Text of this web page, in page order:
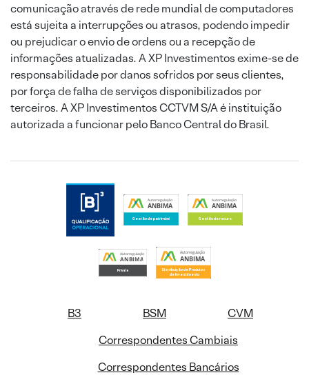
comunicação através de rede mundial de computadores
está sujeita a interrupções ou atrasos, podendo impedir
ou prejudicar o envio de ordens ou a recepção de
informações atualizadas. A XP Investimentos exime-se de
responsabilidade por danos sofridos por seus clientes,
por força de falha de serviços disponibilizados por
terceiros. A XP Investimentos CCTVM S/A é instituição
autorizada a funcionar pelo Banco Central do Brasil.
B3 BSM
CVM
Correspondentes Cambiais
Correspondentes Bancários